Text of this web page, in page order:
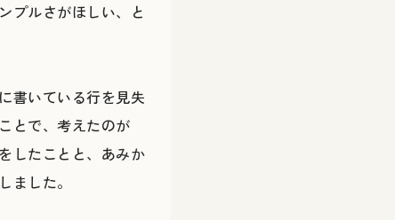
プルさがほしい、と
書いている行を見失
とで、考えたのが
したことと、あみか
した。